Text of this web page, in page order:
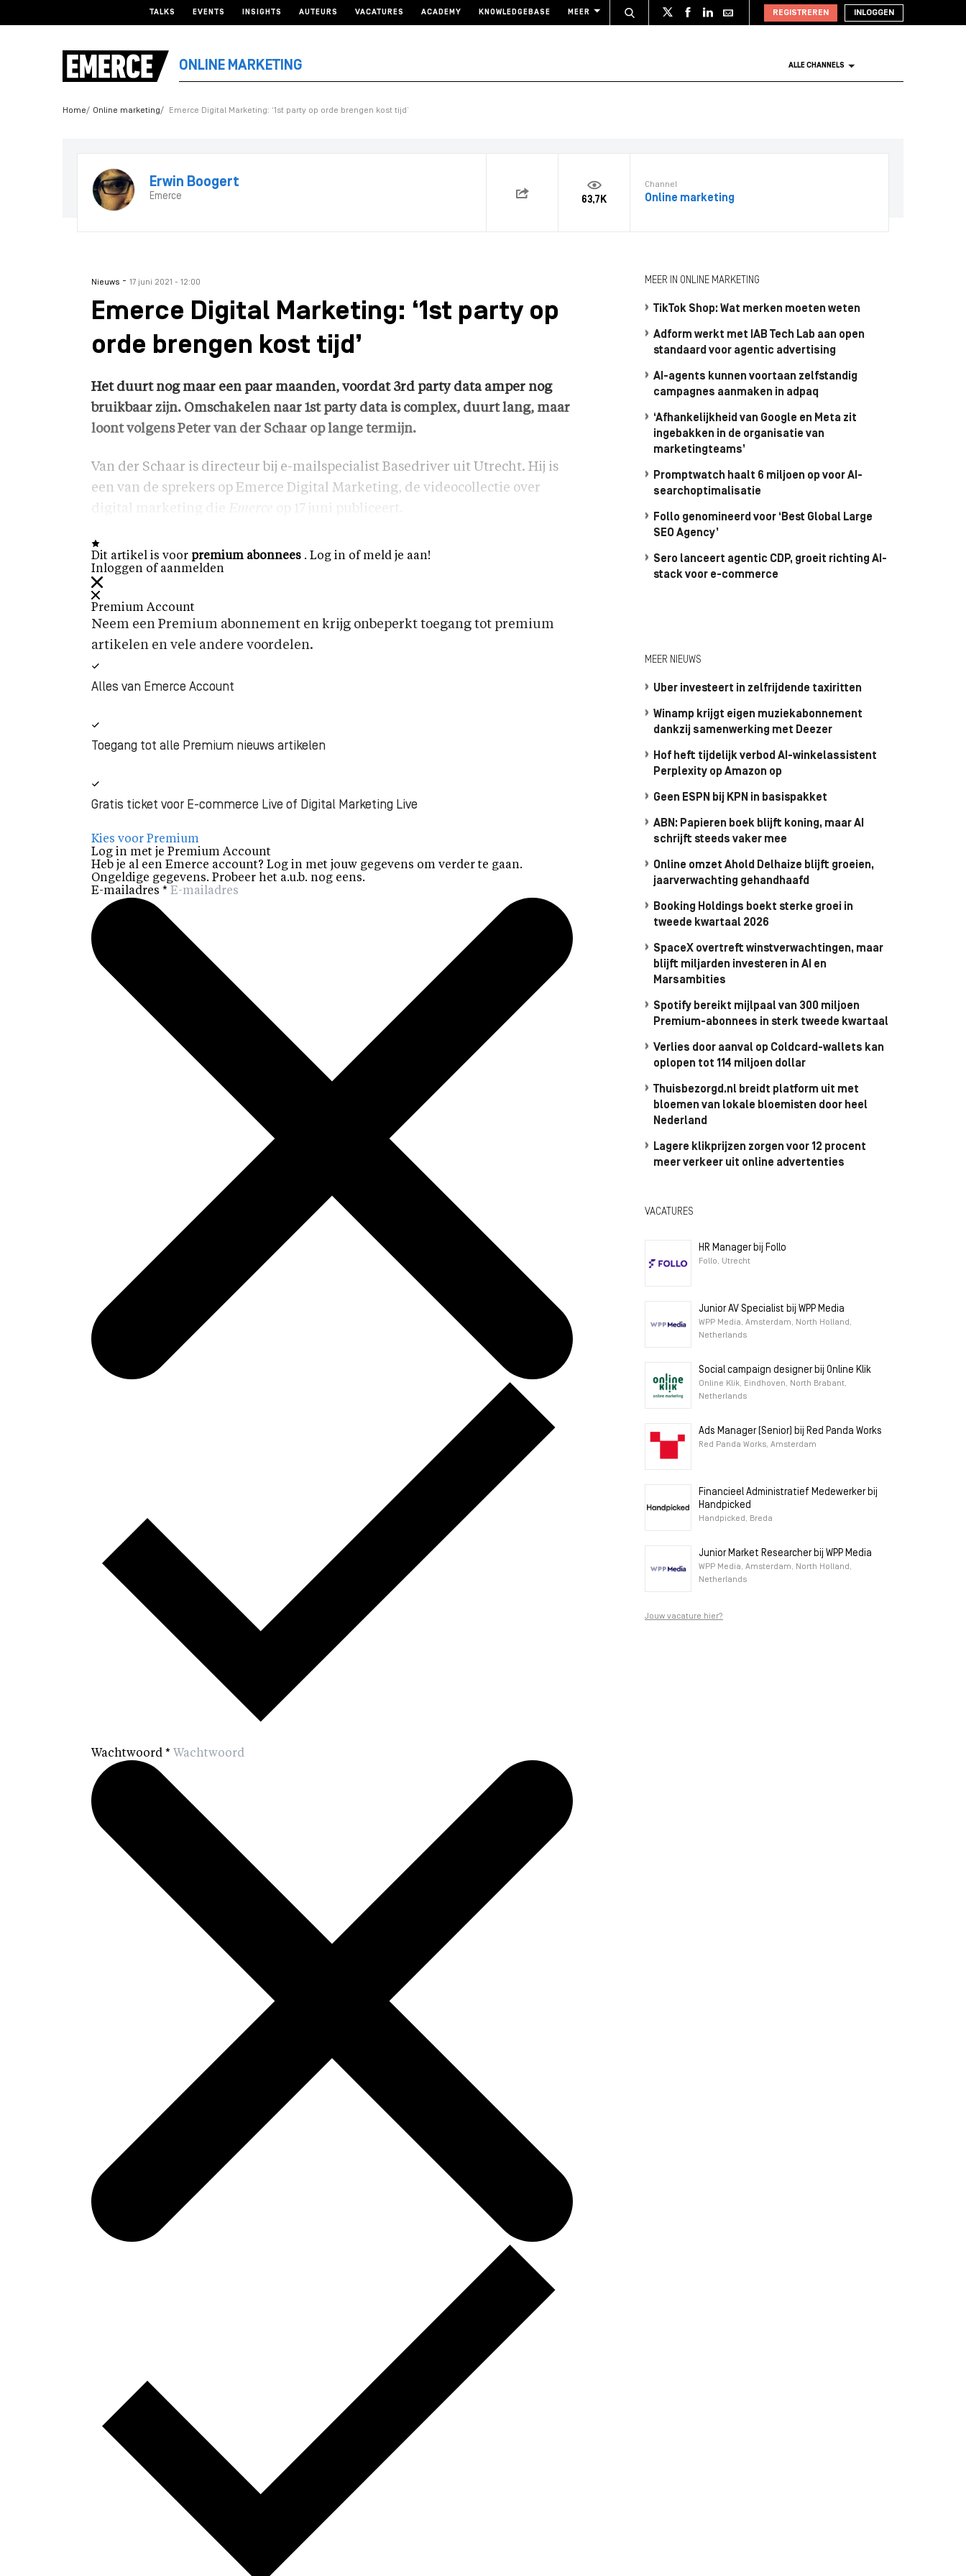
TALKS EVENTS INSIGHTS AUTEURS VACATURES ACADEMY KNOWLEDGEBASE MEER REGISTREREN INLOGGEN
ONLINE MARKETING ALLE CHANNELS
Home Online marketing Emerce Digital Marketing: ‘1st party op orde brengen kost tijd’
Erwin Boogert
Emerce 63,7K
Channel
Online marketing
Nieuws - 17 juni 2021 - 12:00
Emerce Digital Marketing: ‘1st party op
orde brengen kost tijd’
Het duurt nog maar een paar maanden, voordat 3rd party data amper nog
bruikbaar zijn. Omschakelen naar 1st party data is complex, duurt lang, maar
loont volgens Peter van der Schaar op lange termijn.
Van der Schaar is directeur bij e-mailspecialist Basedriver uit Utrecht. Hij is
een van de sprekers op Emerce Digital Marketing, de videocollectie over
Emerce op 17 juni publiceert.
Dit artikel is voor premium abonnees . Log in of meld je aan!
Inloggen of aanmelden
Premium Account
Neem een Premium abonnement en krijg onbeperkt toegang tot premium
artikelen en vele andere voordelen.
Alles van Emerce Account
Toegang tot alle Premium nieuws artikelen
Gratis ticket voor E-commerce Live of Digital Marketing Live
Kies voor Premium
Log in met je Premium Account
Heb je al een Emerce account? Log in met jouw gegevens om verder te gaan.
Ongeldige gegevens. Probeer het a.u.b. nog eens.
E-mailadres *
Wachtwoord *
MEER IN ONLINE MARKETING
TikTok Shop: Wat merken moeten weten
Adform werkt met IAB Tech Lab aan open
standaard voor agentic advertising
AI-agents kunnen voortaan zelfstandig
campagnes aanmaken in adpaq
‘Afhankelijkheid van Google en Meta zit
ingebakken in de organisatie van
marketingteams’
Promptwatch haalt 6 miljoen op voor AI-
searchoptimalisatie
Follo genomineerd voor ‘Best Global Large
SEO Agency’
Sero lanceert agentic CDP, groeit richting AI-
stack voor e-commerce
MEER NIEUWS
Uber investeert in zelfrijdende taxiritten
Winamp krijgt eigen muziekabonnement
dankzij samenwerking met Deezer
Hof heft tijdelijk verbod AI-winkelassistent
Perplexity op Amazon op
Geen ESPN bij KPN in basispakket
ABN: Papieren boek blijft koning, maar AI
schrijft steeds vaker mee
Online omzet Ahold Delhaize blijft groeien,
jaarverwachting gehandhaafd
Booking Holdings boekt sterke groei in
tweede kwartaal 2026
SpaceX overtreft winstverwachtingen, maar
blijft miljarden investeren in AI en
Marsambities
Spotify bereikt mijlpaal van 300 miljoen
Premium-abonnees in sterk tweede kwartaal
Verlies door aanval op Coldcard-wallets kan
oplopen tot 114 miljoen dollar
Thuisbezorgd.nl breidt platform uit met
bloemen van lokale bloemisten door heel
Nederland
Lagere klikprijzen zorgen voor 12 procent
meer verkeer uit online advertenties
VACATURES
HR Manager bij Follo
Follo, Utrecht
Junior AV Specialist bij WPP Media
WPP Media, Amsterdam, North Holland,
Netherlands
Social campaign designer bij Online Klik
Online Klik, Eindhoven, North Brabant,
Netherlands
Ads Manager (Senior) bij Red Panda Works
Red Panda Works, Amsterdam
Financieel Administratief Medewerker bij
Handpicked
Handpicked, Breda
Junior Market Researcher bij WPP Media
WPP Media, Amsterdam, North Holland,
Netherlands
Jouw vacature hier?